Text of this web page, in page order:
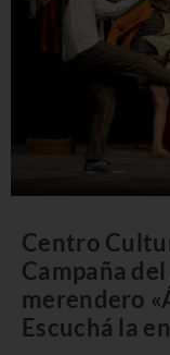
Centro
Campaña
merendero
Escuchá la